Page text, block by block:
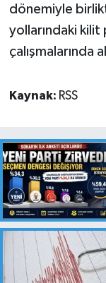
dönemiyle
yollarındaki
çalışmalarında
Kaynak: RSS